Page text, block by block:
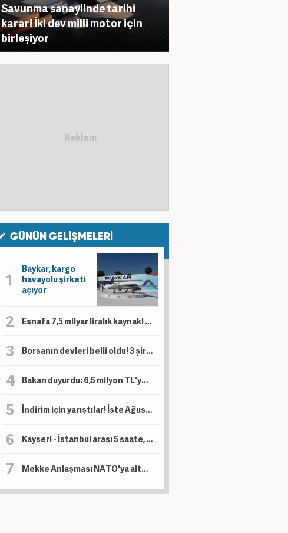
Savunma sanayiinde tarihi
karar! İki dev milli motor için
birleşiyor
GÜNÜN GELİŞMELERİ
Baykar, kargo
havayolu şirketi
açıyor
Esnafa 7,5 milyar liralık kaynak! 'Kesintisiz bir şekilde desteklemeye devam'
Borsanın devleri belli oldu! 3 şirketin piyasa değeri 1 trilyon lirayı aştı
Bakan duyurdu: 6,5 milyon TL'ye kadar destek sağlanacak!
İndirim için yarıştılar! İşte Ağustos ayı kampanyalı sıfır otomobil fiyatları!
Kayseri - İstanbul arası 5 saate, Kayseri - Ankara arası da 1 saat 45 dakikaya düşecek!
Mekke Anlaşması NATO'ya alternatif bir yapı değil!